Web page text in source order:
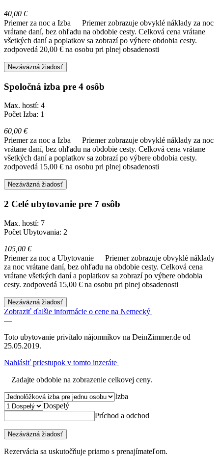
40,00 €
Priemer za noc a Izba
Priemer zobrazuje obvyklé náklady za noc
vrátane daní, bez ohľadu na obdobie cesty. Celková cena vrátane
všetkých daní a poplatkov sa zobrazí po výbere obdobia cesty.
zodpovedá 20,00 € na osobu pri plnej obsadenosti
Nezáväzná žiadosť
Spoločná izba pre 4 osôb
Max. hostí: 4
Počet Izba: 1
60,00 €
Priemer za noc a Izba
Priemer zobrazuje obvyklé náklady za noc
vrátane daní, bez ohľadu na obdobie cesty. Celková cena vrátane
všetkých daní a poplatkov sa zobrazí po výbere obdobia cesty.
zodpovedá 15,00 € na osobu pri plnej obsadenosti
Nezáväzná žiadosť
2 Celé ubytovanie pre 7 osôb
Max. hostí: 7
Počet Ubytovania: 2
105,00 €
Priemer za noc a Ubytovanie
Priemer zobrazuje obvyklé náklady
za noc vrátane daní, bez ohľadu na obdobie cesty. Celková cena
vrátane všetkých daní a poplatkov sa zobrazí po výbere obdobia
cesty. zodpovedá 15,00 € na osobu pri plnej obsadenosti
Nezáväzná žiadosť
Zobraziť ďalšie informácie o cene na Nemecký
—
Toto ubytovanie privítalo nájomníkov na DeinZimmer.de od
25.05.2019.
Nahlásiť priestupok v tomto inzeráte
Zadajte obdobie na zobrazenie celkovej ceny.
Izba
Dospelý
Príchod a odchod
Nezáväzná žiadosť
Rezervácia sa uskutočňuje priamo s prenajímateľom.